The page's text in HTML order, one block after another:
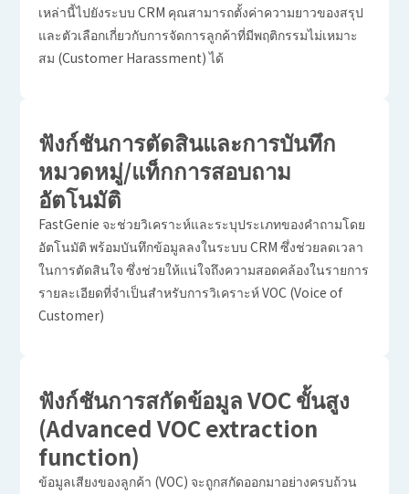
เหล่านี้ไปยังระบบ CRM คุณสามารถตั้งค่าความยาวของสรุป
และตัวเลือกเกี่ยวกับการจัดการลูกค้าที่มีพฤติกรรมไม่เหมาะ
สม (Customer Harassment) ได้
ฟังก์ชันการตัดสินและการบันทึก
หมวดหมู่/แท็กการสอบถาม
อัตโนมัติ
FastGenie จะช่วยวิเคราะห์และระบุประเภทของคำถามโดย
อัตโนมัติ พร้อมบันทึกข้อมูลลงในระบบ CRM ซึ่งช่วยลดเวลา
ในการตัดสินใจ ซึ่งช่วยให้แน่ใจถึงความสอดคล้องในรายการ
รายละเอียดที่จำเป็นสำหรับการวิเคราะห์ VOC (Voice of
Customer)
ฟังก์ชันการสกัดข้อมูล VOC ขั้นสูง
(Advanced VOC extraction
function)
ข้อมูลเสียงของลูกค้า (VOC) จะถูกสกัดออกมาอย่างครบถ้วน